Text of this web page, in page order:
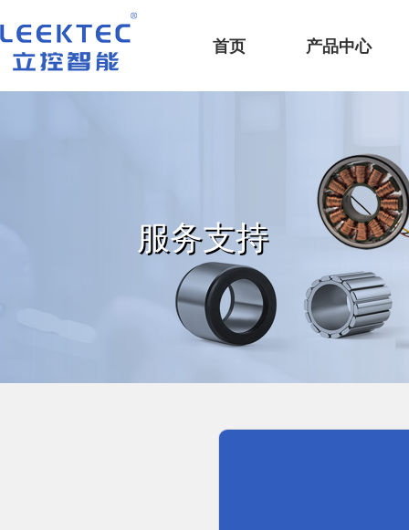
深圳市立控智能科技有限公司
首页
产品中心
服务支持